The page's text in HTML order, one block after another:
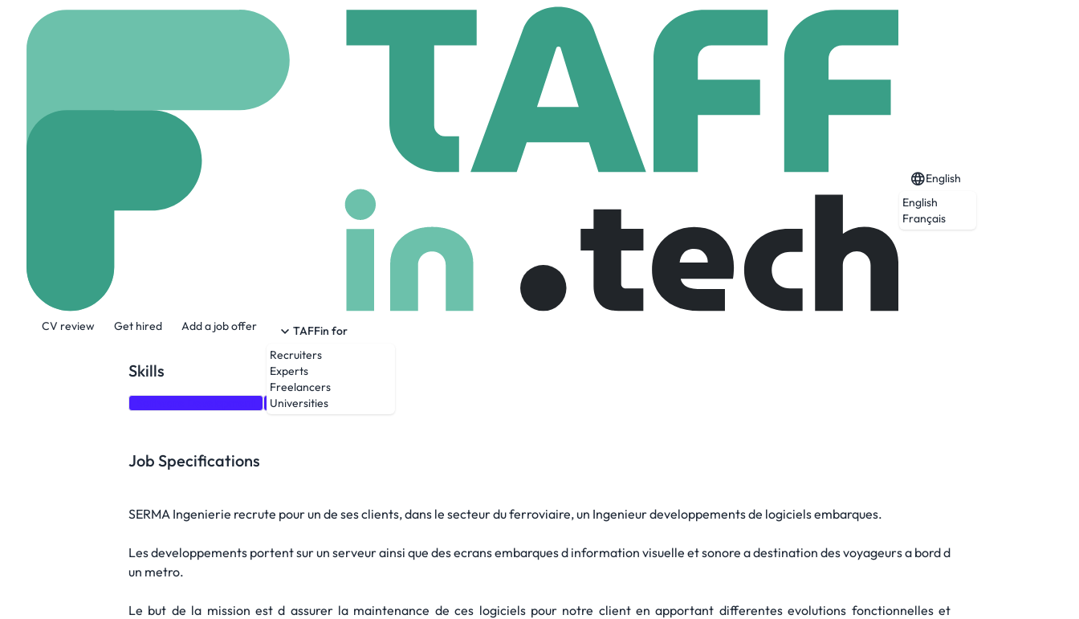
CV review Get hired Add a job offer
TAFFin for
Recruiters
Experts
Freelancers
Universities
English
English
Français
Ingenieur De Developpements De Logiciels Embarques F/H
£ 36,000 /year
Skills
C++ TCP/IP
Job Specifications
SERMA Ingenierie recrute pour un de ses clients, dans le secteur du ferroviaire, un Ingenieur developpements de logiciels embarques.
Les developpements portent sur un serveur ainsi que des ecrans embarques d information visuelle et sonore a destination des voyageurs a bord d
un metro.
Le but de la mission est d assurer la maintenance de ces logiciels pour notre client en apportant differentes evolutions fonctionnelles et